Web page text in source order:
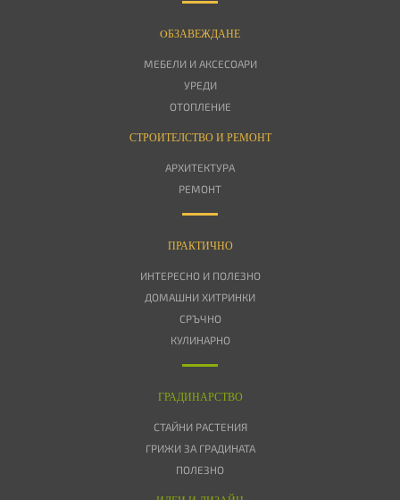
OБЗАВЕЖДАНЕ
МЕБЕЛИ И АКСЕСОАРИ
УРЕДИ
ОТОПЛЕНИЕ
СТРОИТЕЛСТВО И РЕМОНТ
АРХИТЕКТУРА
РЕМОНТ
ПРАКТИЧНО
ИНТЕРЕСНО И ПОЛЕЗНО
ДОМАШНИ ХИТРИНКИ
СРЪЧНО
КУЛИНАРНО
ГРАДИНАРСТВО
СТАЙНИ РАСТЕНИЯ
ГРИЖИ ЗА ГРАДИНАТА
ПОЛЕЗНО